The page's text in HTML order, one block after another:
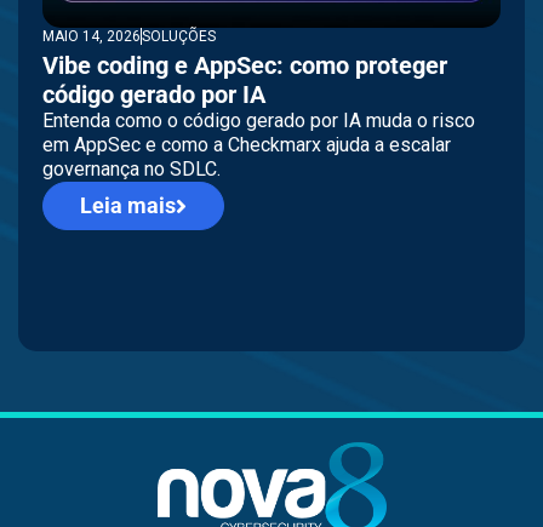
MAIO 14, 2026SOLUÇÕES
Vibe coding e AppSec: como proteger
código gerado por IA
Entenda como o código gerado por IA muda o risco
em AppSec e como a Checkmarx ajuda a escalar
governança no SDLC.
Leia mais